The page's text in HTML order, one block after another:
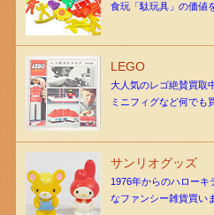
食玩「駄玩具」の価値
LEGO
大人気のレゴ絶賛買取
ミニフィグなど何でも
サンリオグッズ
1976年からのハローキ
なファンシー雑貨買い